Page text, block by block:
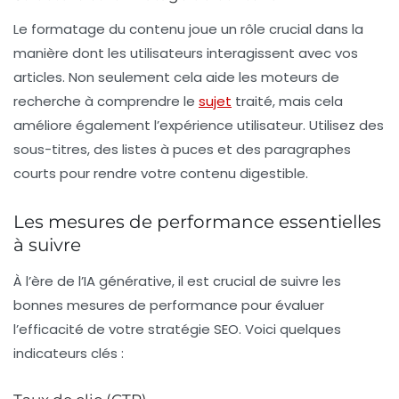
Le formatage du contenu joue un rôle crucial dans la
manière dont les utilisateurs interagissent avec vos
articles. Non seulement cela aide les moteurs de
recherche à comprendre le sujet traité, mais cela
améliore également l’expérience utilisateur. Utilisez des
sous-titres, des listes à puces et des paragraphes
courts pour rendre votre contenu digestible.
Les mesures de performance essentielles
à suivre
À l’ère de l’IA générative, il est crucial de suivre les
bonnes mesures de performance pour évaluer
l’efficacité de votre stratégie SEO. Voici quelques
indicateurs clés :